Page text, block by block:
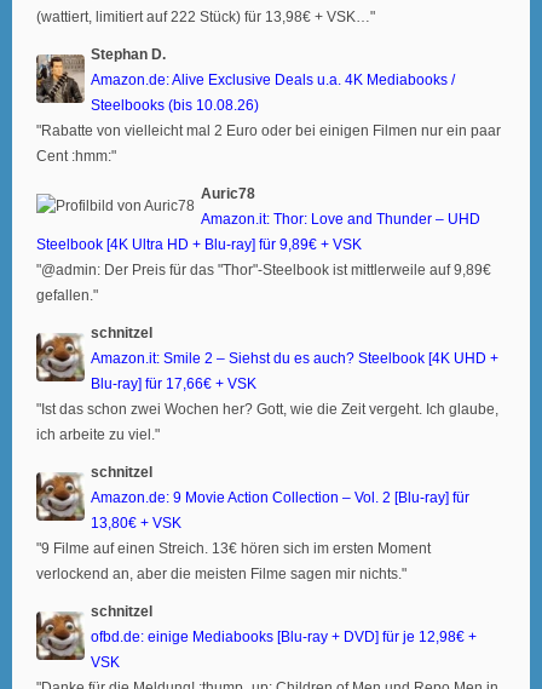
(wattiert, limitiert auf 222 Stück) für 13,98€ + VSK…"
Stephan D.
Amazon.de: Alive Exclusive Deals u.a. 4K Mediabooks /
Steelbooks (bis 10.08.26)
"Rabatte von vielleicht mal 2 Euro oder bei einigen Filmen nur ein paar
Cent :hmm:"
Auric78
Amazon.it: Thor: Love and Thunder – UHD
Steelbook [4K Ultra HD + Blu-ray] für 9,89€ + VSK
"@admin: Der Preis für das "Thor"-Steelbook ist mittlerweile auf 9,89€
gefallen."
schnitzel
Amazon.it: Smile 2 – Siehst du es auch? Steelbook [4K UHD +
Blu-ray] für 17,66€ + VSK
"Ist das schon zwei Wochen her? Gott, wie die Zeit vergeht. Ich glaube,
ich arbeite zu viel."
schnitzel
Amazon.de: 9 Movie Action Collection – Vol. 2 [Blu-ray] für
13,80€ + VSK
"9 Filme auf einen Streich. 13€ hören sich im ersten Moment
verlockend an, aber die meisten Filme sagen mir nichts."
schnitzel
ofbd.de: einige Mediabooks [Blu-ray + DVD] für je 12,98€ +
VSK